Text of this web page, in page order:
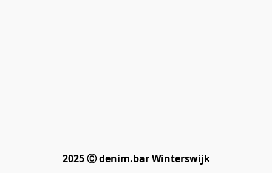
2025 Ⓒ denim.bar Winterswijk